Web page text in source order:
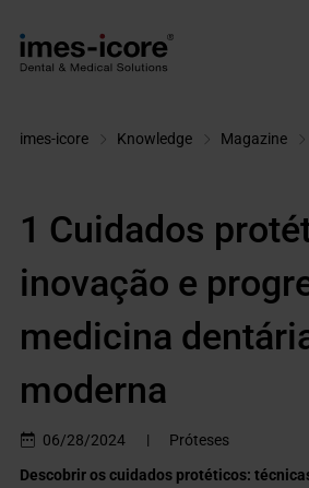
imes-icore Knowledge Magazine
1 Cuidados
inovação e
medicina
moderna
06/28/2024 |
Próteses
Descobrir os cuidados protéticos: